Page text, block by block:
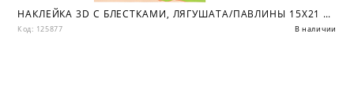
НАКЛЕЙКА 3D С БЛЕСТКАМИ, ЛЯГУШАТА/ПАВЛИНЫ 15Х21 СМ
Код: 125877 В наличии